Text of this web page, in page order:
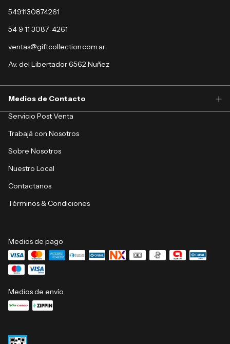
5491130874261
54 9 11 3087-4261
ventas@giftcollection.com.ar
Av. del Libertador 6562 Nuñez
Medios de Contacto
Servicio Post Venta
Trabajá con Nosotros
Sobre Nosotros
Nuestro Local
Contactanos
Términos & Condiciones
Medios de pago
Medios de envío